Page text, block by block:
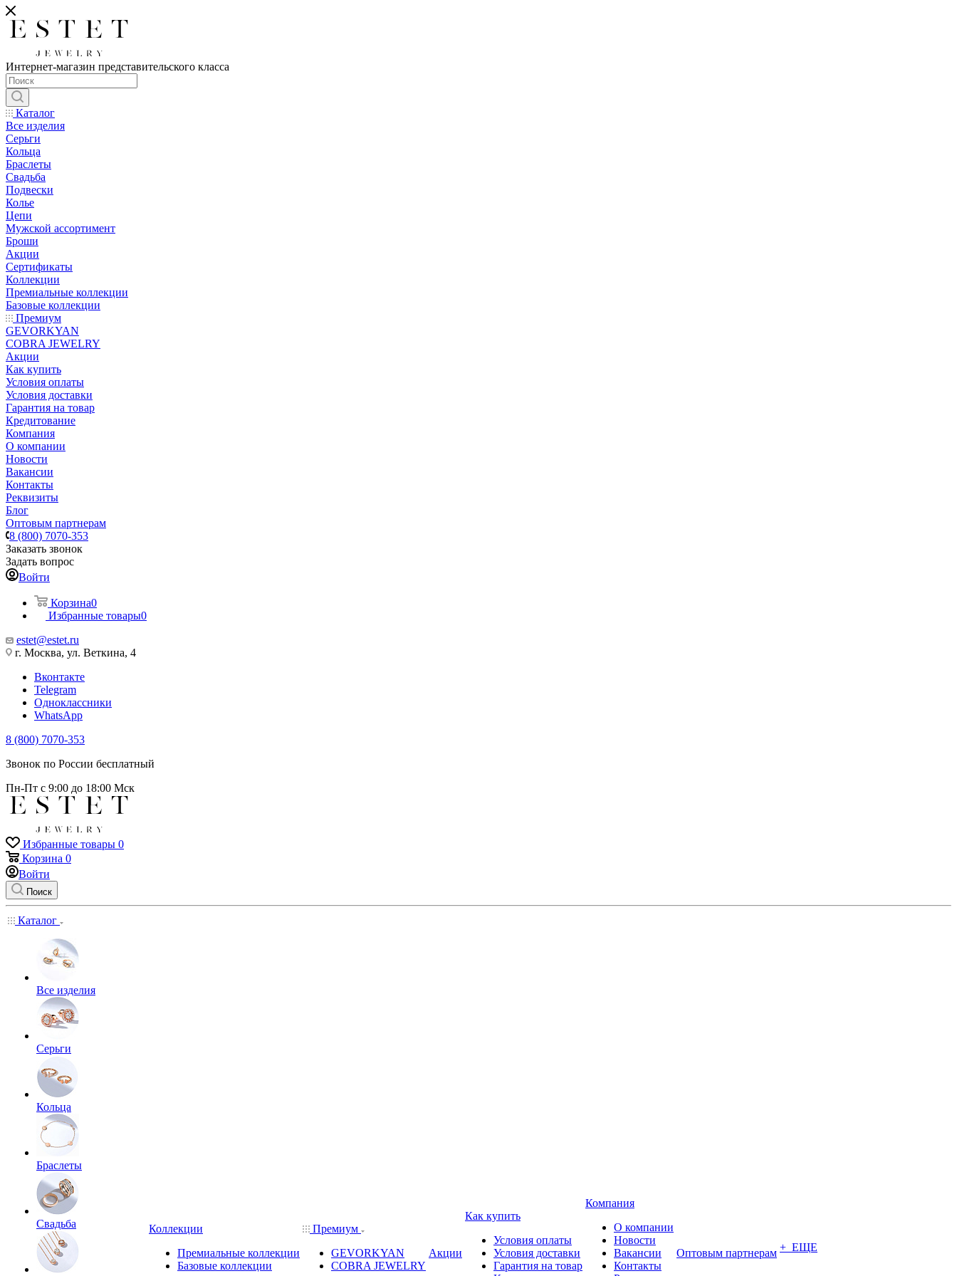
Интернет-магазин представительского класса
Каталог
Все изделия
Серьги
Кольца
Браслеты
Свадьба
Подвески
Колье
Цепи
Мужской ассортимент
Броши
Акции
Сертификаты
Коллекции
Премиальные коллекции
Базовые коллекции
Премиум
GEVORKYAN
COBRA JEWELRY
Акции
Как купить
Условия оплаты
Условия доставки
Гарантия на товар
Кредитование
Компания
О компании
Новости
Вакансии
Контакты
Реквизиты
Блог
Оптовым партнерам
8 (800) 7070-353
Заказать звонок
Задать вопрос
Войти
Корзина0
Избранные товары0
estet@estet.ru
г. Москва, ул. Веткина, 4
Вконтакте
Telegram
Одноклассники
WhatsApp
8 (800) 7070-353
Звонок по России бесплатный
Пн-Пт с 9:00 до 18:00 Мск
Избранные товары 0
Корзина 0
Войти
Поиск
Каталог
Все изделия
Серьги
Кольца
Браслеты
Свадьба
Коллекции
Премиальные коллекции
Базовые коллекции
Премиум
GEVORKYAN
COBRA JEWELRY
Акции
Как купить
Условия оплаты
Условия доставки
Гарантия на товар
Компания
О компании
Новости
Вакансии
Контакты
Оптовым партнерам + ЕЩЕ